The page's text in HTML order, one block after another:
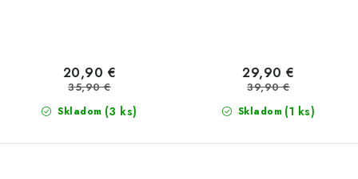
Skladom (3 ks)
20,90 €
35,90 €
Skladom (1 ks)
29,90 €
39,90 €